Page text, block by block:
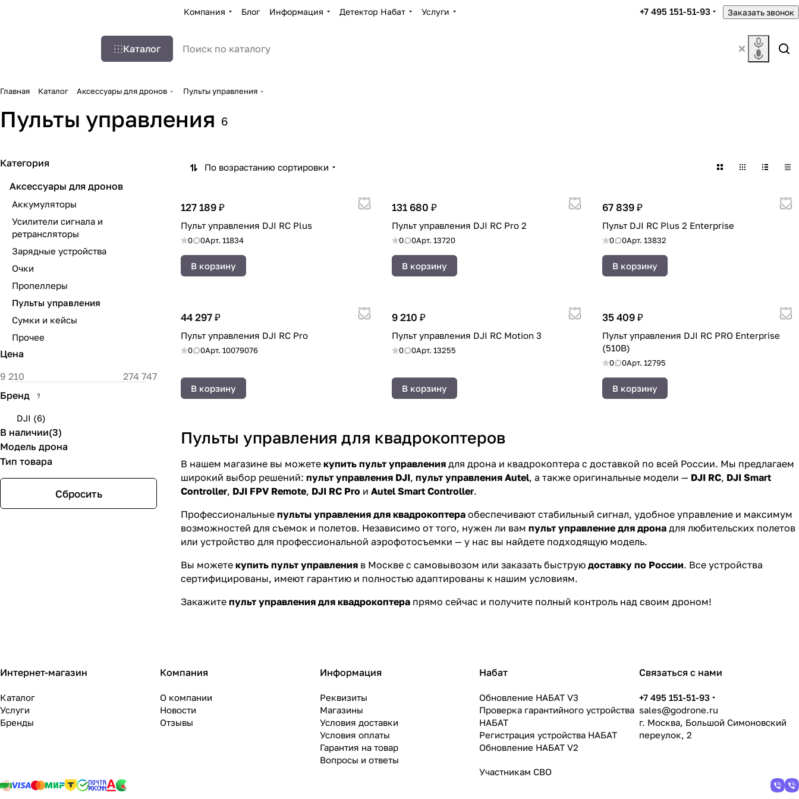
Компания Блог Информация Детектор Набат Услуги +7 495 151-51-93 Заказать звонок
Каталог
Главная Каталог Аксессуары для дронов Пульты управления
Пульты управления 6
По возрастанию сортировки
127 189 ₽
Пульт управления DJI RC Plus
0 0Арт. 11834
В корзину
131 680 ₽
Пульт управления DJI RC Pro 2
0 0Арт. 13720
В корзину
67 839 ₽
Пульт DJI RC Plus 2 Enterprise
0 0Арт.13832
В корзину
44 297 ₽
Пульт управления DJI RC Pro
0 0Арт. 10079076
В корзину
9 210 ₽
Пульт управления DJI RC Motion 3
0 0Арт. 13255
В корзину
35 409 ₽
Пульт управления DJI RC PRO Enterprise
(510B)
0 0Арт.12795
В корзину
Пульты управления для квадрокоптеров
В нашем магазине вы можете купить пульт управления для дрона и квадрокоптера с доставкой по всей России. Мы предлагаем
широкий выбор решений: пульт управления DJI, пульт управления Autel, а также оригинальные модели — DJI RC, DJI Smart
Controller, DJI FPV Remote, DJI RC Pro и Autel Smart Controller.
Профессиональные пульты управления для квадрокоптера обеспечивают стабильный сигнал, удобное управление и максимум
возможностей для съемок и полетов. Независимо от того, нужен ли вам пульт управление для дрона для любительских полетов
или устройство для профессиональной аэрофотосъемки — у нас вы найдете подходящую модель.
Вы можете купить пульт управления в Москве с самовывозом или заказать быструю доставку по России. Все устройства
сертифицированы, имеют гарантию и полностью адаптированы к нашим условиям.
Закажите пульт управления для квадрокоптера прямо сейчас и получите полный контроль над своим дроном!
Категория
Аксессуары для дронов
Аккумуляторы
Усилители сигнала и
ретрансляторы
Зарядные устройства
Очки
Пропеллеры
Пульты управления
Сумки и кейсы
Прочее
Цена
Бренд ?
DJI (6)
В наличии(3)
Модель дрона
Тип товара
Сбросить
Интернет-магазин
Каталог
Услуги
Бренды
Компания
О компании
Новости
Отзывы
Информация
Реквизиты
Магазины
Условия доставки
Условия оплаты
Гарантия на товар
Вопросы и ответы
Набат
Обновление НАБАТ V3
Проверка гарантийного устройства
НАБАТ
Регистрация устройства НАБАТ
Обновление НАБАТ V2
Участникам СВО
Связаться с нами
+7 495 151-51-93
sales@godrone.ru
г. Москва, Большой Симоновский
переулок, 2